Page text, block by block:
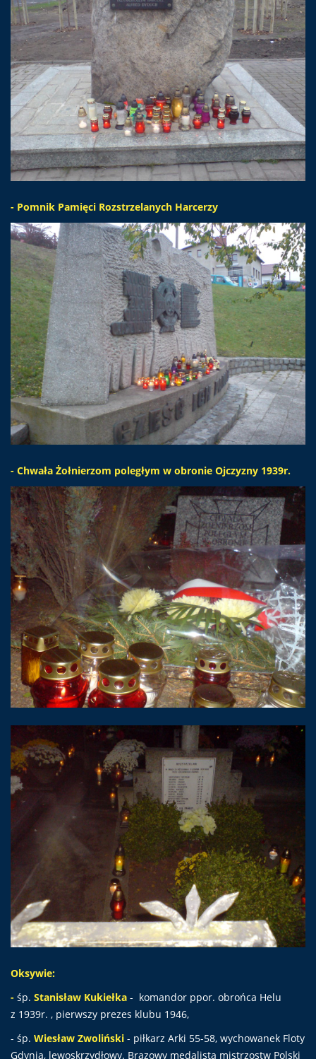
- Pomnik Pamięci Rozstrzelanych Harcerzy
- Chwała Żołnierzom poległym w obronie Ojczyzny 1939r.
Oksywie:
- śp. Stanisław Kukiełka - komandor ppor. obrońca Helu
z 1939r. , pierwszy prezes klubu 1946,
- śp. Wiesław Zwoliński - piłkarz Arki 55-58, wychowanek Floty
Gdynia, lewoskrzydłowy. Brązowy medalista mistrzostw Polski